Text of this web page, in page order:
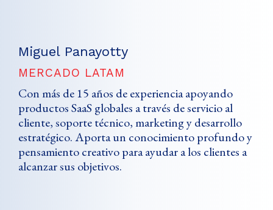
Miguel Panayotty
MERCADO LATAM
Con más de 15 años de experiencia apoyando
productos SaaS globales a través de servicio al
cliente, soporte técnico, marketing y desarrollo
estratégico. Aporta un conocimiento profundo y
pensamiento creativo para ayudar a los clientes a
alcanzar sus objetivos.